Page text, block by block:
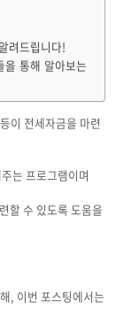
려드립니다!
을 통해 알아보는
이 전세자금을 마련
는 프로그램이며
할 수 있도록 도움을
, 이번 포스팅에서는